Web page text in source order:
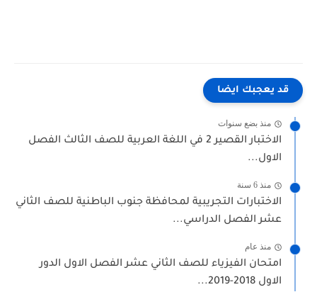
قد يعجبك ايضا
منذ بضع سنوات
الاختبار القصير 2 في اللغة العربية للصف الثالث الفصل
الاول...
منذ 6 سنة
الاختبارات التجريبية لمحافظة جنوب الباطنية للصف الثاني
عشر الفصل الدراسي...
منذ عام
امتحان الفيزياء للصف الثاني عشر الفصل الاول الدور
الاول 2018-2019...